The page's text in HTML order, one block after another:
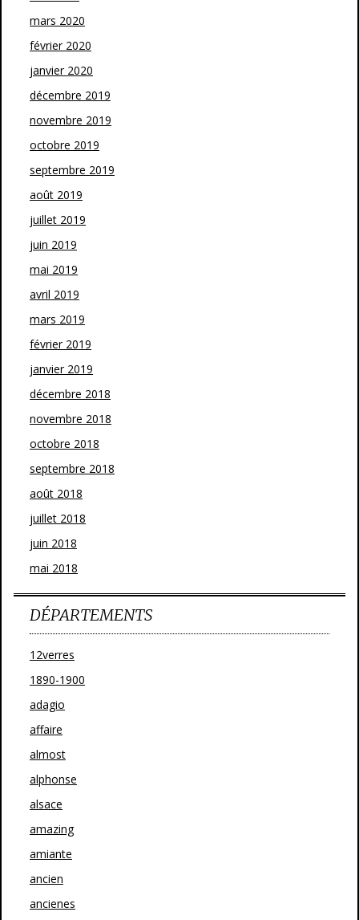
mars 2020
février 2020
janvier 2020
décembre 2019
novembre 2019
octobre 2019
septembre 2019
août 2019
juillet 2019
juin 2019
mai 2019
avril 2019
mars 2019
février 2019
janvier 2019
décembre 2018
novembre 2018
octobre 2018
septembre 2018
août 2018
juillet 2018
juin 2018
mai 2018
DÉPARTEMENTS
12verres
1890-1900
adagio
affaire
almost
alphonse
alsace
amazing
amiante
ancien
ancienes